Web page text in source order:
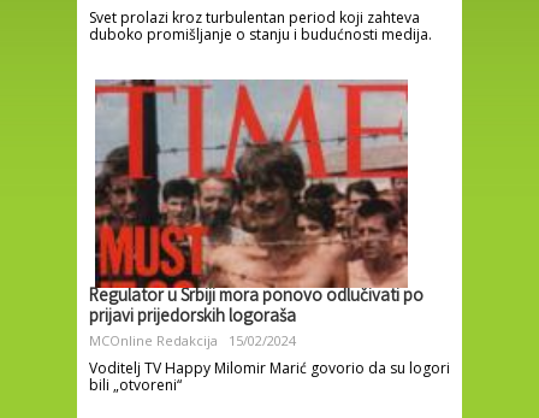
Svet prolazi kroz turbulentan period koji zahteva
duboko promišljanje o stanju i budućnosti medija.
Regulator u Srbiji mora ponovo odlučivati po
prijavi prijedorskih logoraša
MCOnline Redakcija 15/02/2024
Voditelj TV Happy Milomir Marić govorio da su logori
bili „otvoreni“